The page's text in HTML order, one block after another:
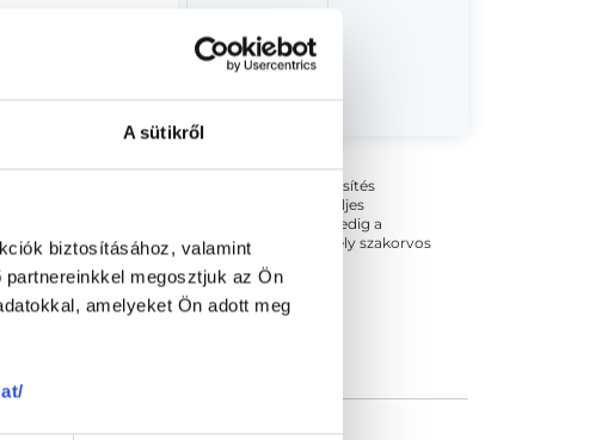
A sütikről
biztosításához, valamint
megosztjuk az Ön
amelyeket Ön adott meg
aki jogszabályok szerinti szakorvosi szakképesítés
nem végezhető szakmai tevékenységért teljes
szakorvosa az első részvizsgáig, utána pedig a
kizárja esetleges névazonosságért bármely szakorvos